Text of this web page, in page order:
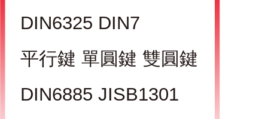
DIN6325 DIN7
平行鍵 單圓鍵 雙圓鍵
DIN6885 JISB1301